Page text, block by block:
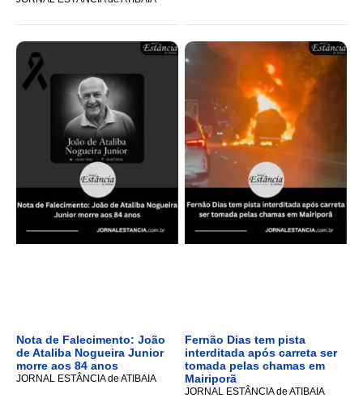
Nota de Falecimento: João
de Ataliba Nogueira Junior
morre aos 84 anos
JORNAL ESTÂNCIA de ATIBAIA
Fernão Dias tem pista
interditada após carreta ser
tomada pelas chamas em
Mairiporã
JORNAL ESTÂNCIA de ATIBAIA